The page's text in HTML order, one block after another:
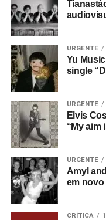
URGENTE
Yu
single
URGENTE
Elvis
“My aim
URGENTE
Amyl
em novo
CRÍTICA